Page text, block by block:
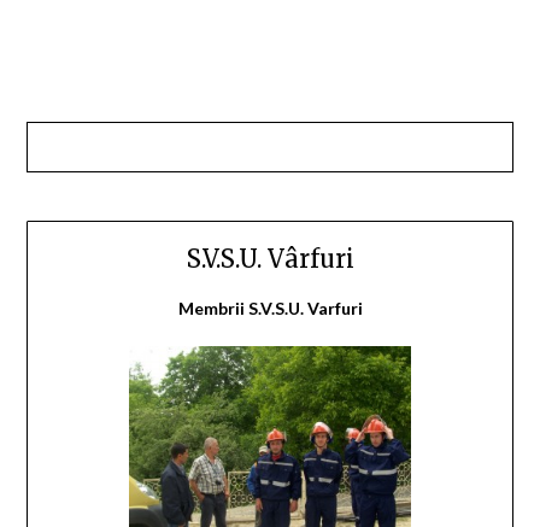
S.V.S.U. Vârfuri
Membrii S.V.S.U. Varfuri